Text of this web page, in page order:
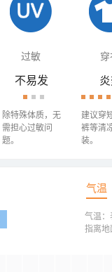
过敏 穿
不易发
除特殊体质，无
需担心过敏问
题。
建议穿
裤等清
装。
气温
气温：
指离地